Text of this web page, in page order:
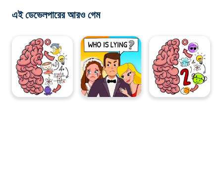
এই ডেভেলপারের আরও গেম